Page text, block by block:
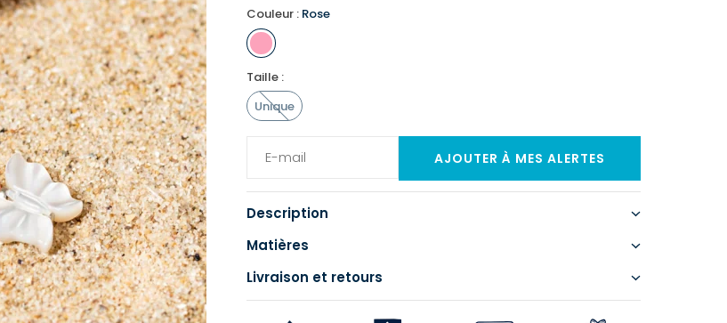
Couleur : Rose
Taille :
Unique
Description
Matières
Livraison et retours